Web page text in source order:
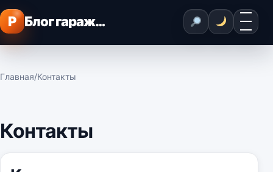
Перейти к содержимому
P Блог гаражного мастера Меню
Главная/Контакты
Контакты